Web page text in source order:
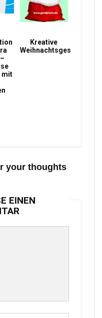
mit
Kreative
Weihnachtsgeschenke
your thoughts
EINEN